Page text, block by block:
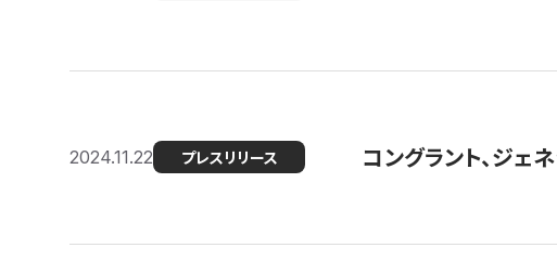
2024.11.22 プレスリリース コングラント、ジ